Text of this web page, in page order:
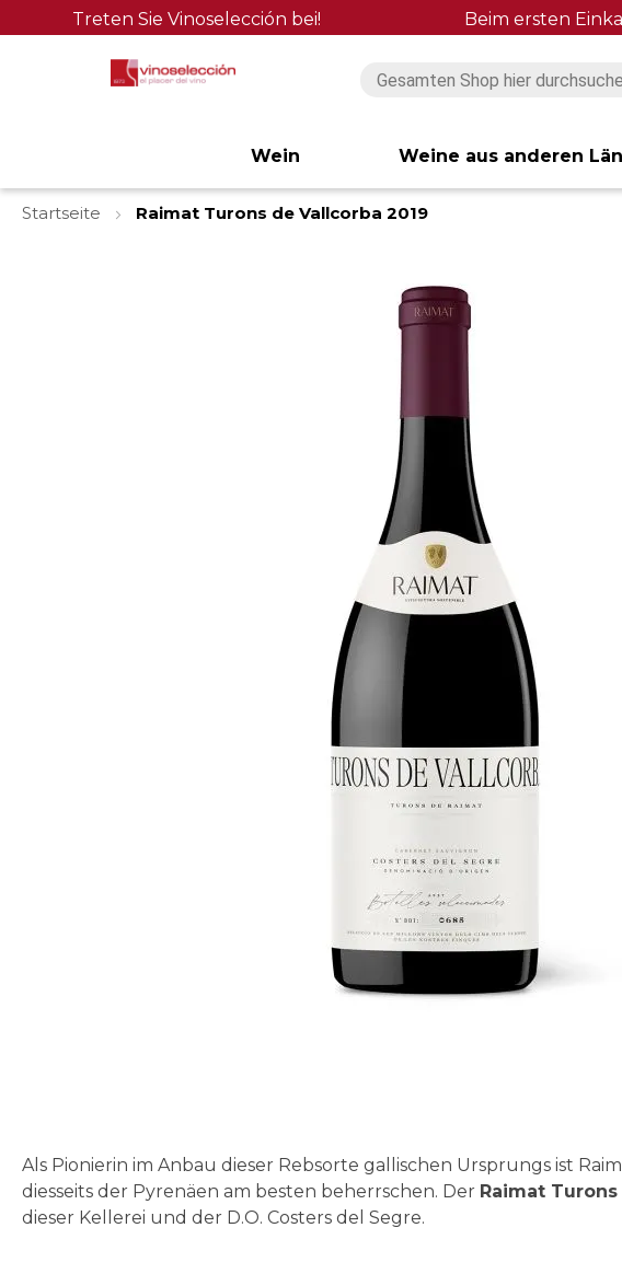
Treten Sie Vinoselección bei! Beim ersten
Wein Weine aus anderen
Startseite
Raimat Turons de Vallcorba 2019
springen
Als Pionierin im Anbau dieser Rebsorte gallischen Ursprungs ist
diesseits der Pyrenäen am besten beherrschen. Der Raimat
dieser Kellerei und der D.O. Costers del Segre.